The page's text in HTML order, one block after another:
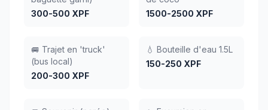
300-500 XPF
1500-2500 XPF
🚐 Trajet en 'truck'
(bus local)
200-300 XPF
💧 Bouteille d'eau 1.5L
150-250 XPF